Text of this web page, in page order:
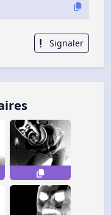
Signaler